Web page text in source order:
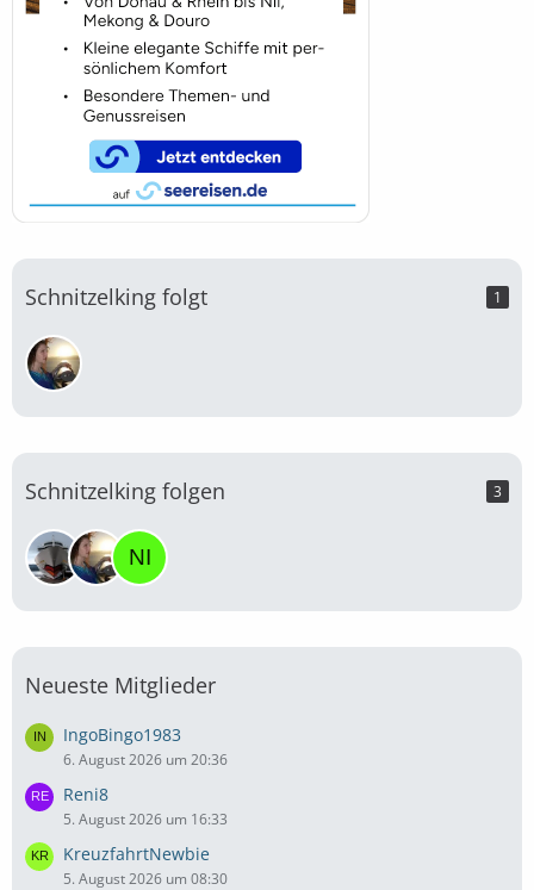
Schnitzelking folgt 1
Schnitzelking folgen 3
Neueste Mitglieder
IngoBingo1983
6. August 2026 um 20:36
Reni8
5. August 2026 um 16:33
KreuzfahrtNewbie
5. August 2026 um 08:30